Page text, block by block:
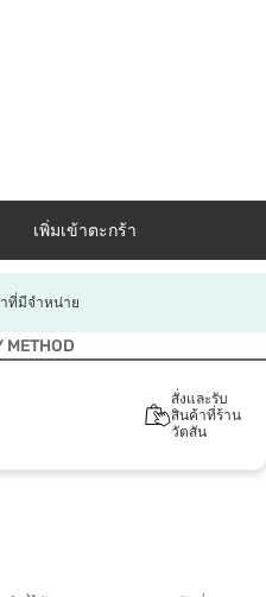
เพิ่มเข้าตะกร้า
ที่มีจำหน่าย
METHOD
สั่งและรับ
สินค้าที่ร้าน
วัตสัน